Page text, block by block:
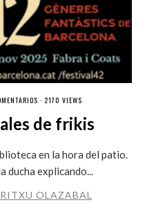
· 2170 VIEWS
de frikis
en la hora del patio.
ducha explicando...
OLAZABAL